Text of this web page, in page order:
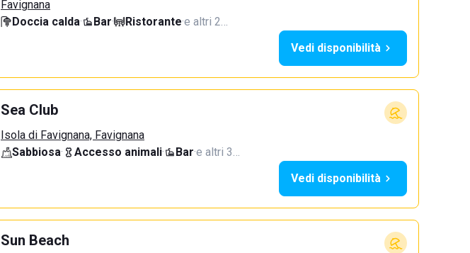
Favignana
Doccia calda· Bar· Ristorante·e altri 2…
Vedi disponibilità
Sea Club
Isola di Favignana, Favignana
Sabbiosa· Accesso animali· Bar·e altri 3…
Vedi disponibilità
Sun Beach